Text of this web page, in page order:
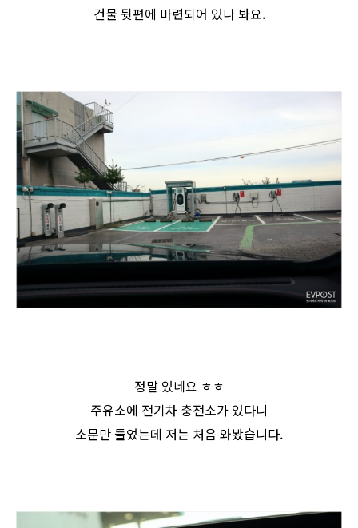
건물 뒷편에 마련되어 있나 봐요.
정말 있네요 ㅎㅎ
주유소에 전기차 충전소가 있다니
소문만 들었는데 저는 처음 와봤습니다.